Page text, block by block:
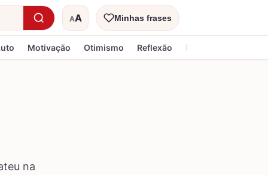
AA
Tamanho do textoMinhas frases
Motivação Otimismo Reflexão Religiosa
na